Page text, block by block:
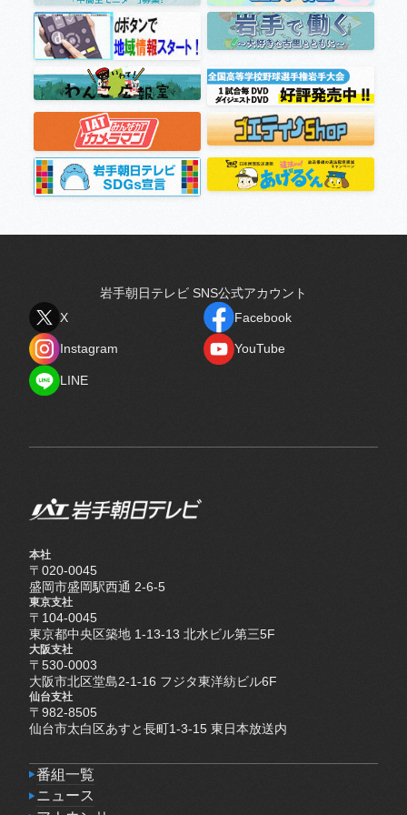
岩手朝日テレビ SNS公式アカウント
X
Facebook
Instagram
YouTube
LINE
本社
〒020-0045
盛岡市盛岡駅西通 2-6-5
東京支社
〒104-0045
東京都中央区築地 1-13-13 北水ビル第三5F
大阪支社
〒530-0003
大阪市北区堂島2-1-16 フジタ東洋紡ビル6F
仙台支社
〒982-8505
仙台市太白区あすと長町1-3-15 東日本放送内
番組一覧
番組一覧
ニュース